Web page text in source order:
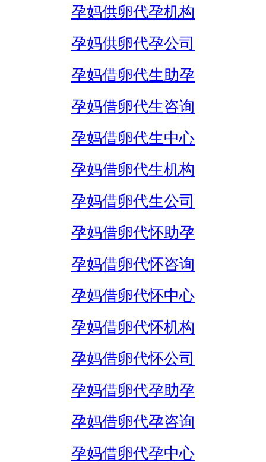
孕妈供卵代孕机构
孕妈供卵代孕公司
孕妈借卵代生助孕
孕妈借卵代生咨询
孕妈借卵代生中心
孕妈借卵代生机构
孕妈借卵代生公司
孕妈借卵代怀助孕
孕妈借卵代怀咨询
孕妈借卵代怀中心
孕妈借卵代怀机构
孕妈借卵代怀公司
孕妈借卵代孕助孕
孕妈借卵代孕咨询
孕妈借卵代孕中心